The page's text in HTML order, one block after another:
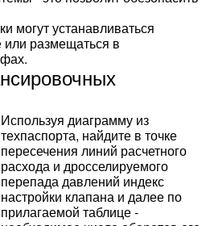
могут устанавливаться
или размещаться в
Используя диаграмму из
техпаспорта, найдите в точке
пересечения линий расчетного
расхода и дросселируемого
перепада давлений индекс
настройки клапана и далее по
прилагаемой таблице -